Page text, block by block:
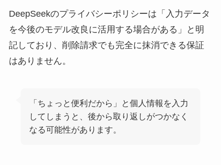
DeepSeekのプライバシーポリシーは「入力データ
を今後のモデル改良に活用する場合がある」と明
記しており、削除請求でも完全に抹消できる保証
はありません。
「ちょっと便利だから」と個人情報を入力
してしまうと、後から取り返しがつかなく
なる可能性があります。